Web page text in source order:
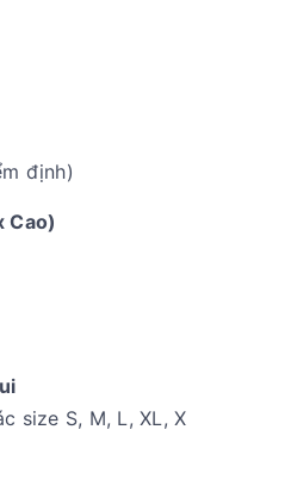
định)
Cao)
size S, M, L, XL, X